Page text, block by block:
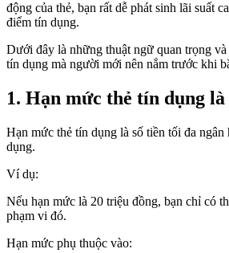
động của thẻ, bạn rất dễ phát sinh lãi suất
điểm tín dụng.
Dưới đây là những thuật ngữ quan trọng
tín dụng mà người mới nên nắm trước khi
1. Hạn mức thẻ tín dụng là
Hạn mức thẻ tín dụng là số tiền tối đa ngân
dụng.
Ví dụ:
Nếu hạn mức là 20 triệu đồng, bạn chỉ có
phạm vi đó.
Hạn mức phụ thuộc vào: